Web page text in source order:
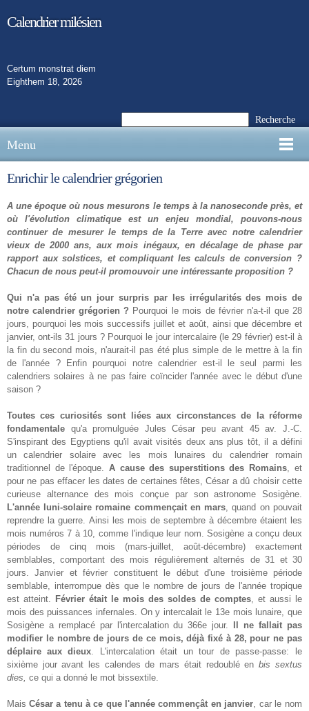
Calendrier milésien
Certum monstrat diem
Eighthem 18, 2026
Recherche
Menu
Enrichir le calendrier grégorien
A une époque où nous mesurons le temps à la nanoseconde près, et
où l'évolution climatique est un enjeu mondial, pouvons-nous
continuer de mesurer le temps de la Terre avec notre calendrier
vieux de 2000 ans, aux mois inégaux, en décalage de phase par
rapport aux solstices, et compliquant les calculs de conversion ?
Chacun de nous peut-il promouvoir une intéressante proposition ?
Qui n'a pas été un jour surpris par les irrégularités des mois de
notre calendrier grégorien ? Pourquoi le mois de février n'a-t-il que 28
jours, pourquoi les mois successifs juillet et août, ainsi que décembre et
janvier, ont-ils 31 jours ? Pourquoi le jour intercalaire (le 29 février) est-il à
la fin du second mois, n'aurait-il pas été plus simple de le mettre à la fin
de l'année ? Enfin pourquoi notre calendrier est-il le seul parmi les
calendriers solaires à ne pas faire coïncider l'année avec le début d'une
saison ?
Toutes ces curiosités sont liées aux circonstances de la réforme
fondamentale qu'a promulguée Jules César peu avant 45 av. J.-C.
S'inspirant des Egyptiens qu'il avait visités deux ans plus tôt, il a défini
un calendrier solaire avec les mois lunaires du calendrier romain
traditionnel de l'époque. A cause des superstitions des Romains, et
pour ne pas effacer les dates de certaines fêtes, César a dû choisir cette
curieuse alternance des mois conçue par son astronome Sosigène.
L'année luni-solaire romaine commençait en mars, quand on pouvait
reprendre la guerre. Ainsi les mois de septembre à décembre étaient les
mois numéros 7 à 10, comme l'indique leur nom. Sosigène a conçu deux
périodes de cinq mois (mars-juillet, août-décembre) exactement
semblables, comportant des mois régulièrement alternés de 31 et 30
jours. Janvier et février constituent le début d'une troisième période
semblable, interrompue dès que le nombre de jours de l'année tropique
est atteint. Février était le mois des soldes de comptes, et aussi le
mois des puissances infernales. On y intercalait le 13e mois lunaire, que
Sosigène a remplacé par l'intercalation du 366e jour.
Il ne fallait pas
modifier le nombre de jours de ce mois, déjà fixé à 28, pour ne pas
déplaire aux dieux. L'intercalation était un tour de passe-passe: le
sixième jour avant les calendes de mars était redoublé en bis sextus
dies, ce qui a donné le mot bissextile.
Mais César a tenu à ce que l'année commençât en janvier, car le nom